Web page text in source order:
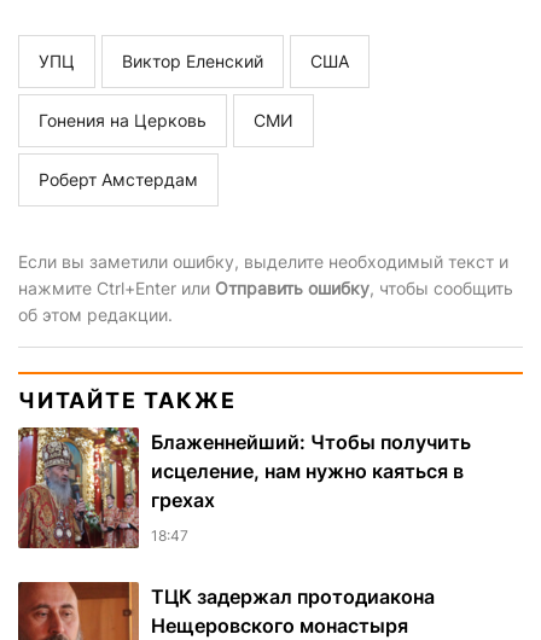
УПЦ Виктор Еленский США
Гонения на Церковь СМИ
Роберт Амстердам
Если вы заметили ошибку, выделите необходимый текст и
нажмите Ctrl+Enter или Отправить ошибку, чтобы сообщить
об этом редакции.
ЧИТАЙТЕ ТАКЖЕ
Блаженнейший: Чтобы получить
исцеление, нам нужно каяться в
грехах
18:47
ТЦК задержал протодиакона
Нещеровского монастыря